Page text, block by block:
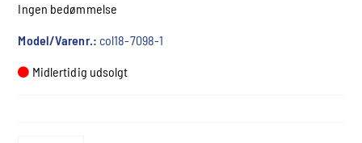
Ingen bedømmelse
Model/Varenr.: col18-7098-1
Midlertidig udsolgt